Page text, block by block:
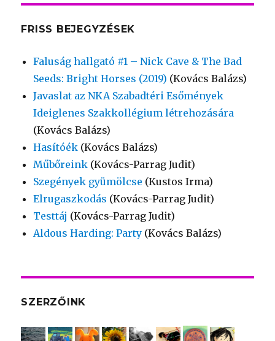
FRISS BEJEGYZÉSEK
Faluság hallgató #1 – Nick Cave & The Bad
Seeds: Bright Horses (2019) (Kovács Balázs)
Javaslat az NKA Szabadtéri Esőmények
Ideiglenes Szakkollégium létrehozására
(Kovács Balázs)
Hasítóék (Kovács Balázs)
Műbőreink (Kovács-Parrag Judit)
Szegények gyümölcse (Kustos Irma)
Elrugaszkodás (Kovács-Parrag Judit)
Testtáj (Kovács-Parrag Judit)
Aldous Harding: Party (Kovács Balázs)
SZERZŐINK